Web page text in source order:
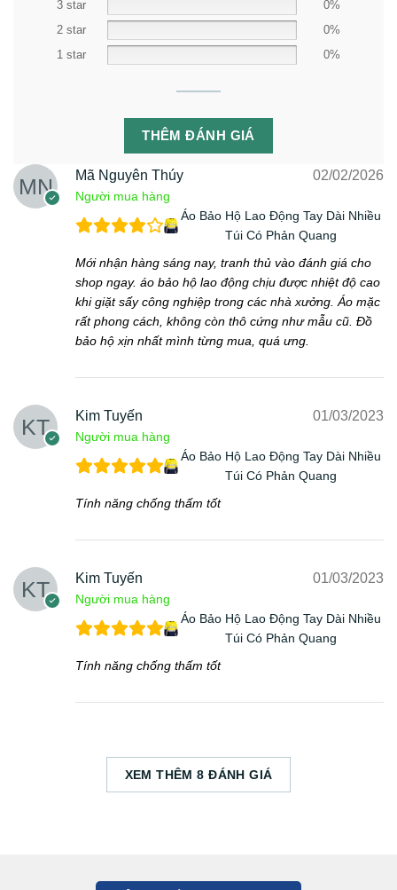
3 star
0%
2 star
0%
1 star
0%
THÊM ĐÁNH GIÁ
Mã Nguyên Thúy
Người mua hàng
02/02/2026
Áo Bảo Hộ Lao Động Tay Dài Nhiều
Túi Có Phản Quang
Mới nhận hàng sáng nay, tranh thủ vào đánh giá cho
shop ngay. áo bảo hộ lao động chịu được nhiệt độ cao
khi giặt sấy công nghiệp trong các nhà xưởng. Áo mặc
rất phong cách, không còn thô cứng như mẫu cũ. Đồ
bảo hộ xịn nhất mình từng mua, quá ưng.
Kim Tuyến
Người mua hàng
01/03/2023
Áo Bảo Hộ Lao Động Tay Dài Nhiều
Túi Có Phản Quang
Tính năng chống thấm tốt
Kim Tuyến
Người mua hàng
01/03/2023
Áo Bảo Hộ Lao Động Tay Dài Nhiều
Túi Có Phản Quang
Tính năng chống thấm tốt
XEM THÊM 8 ĐÁNH GIÁ